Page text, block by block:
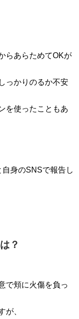
らあらためてOKが
っかりのるか不安
を使ったこともあ
身のSNSで報告し
？
で頬に火傷を負っ
が、